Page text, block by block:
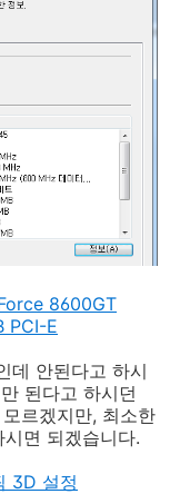
8600GT
PCI-E
데 안된다고 하시
된다고 하시던
르겠지만, 최소한
면 되겠습니다.
3D 설정